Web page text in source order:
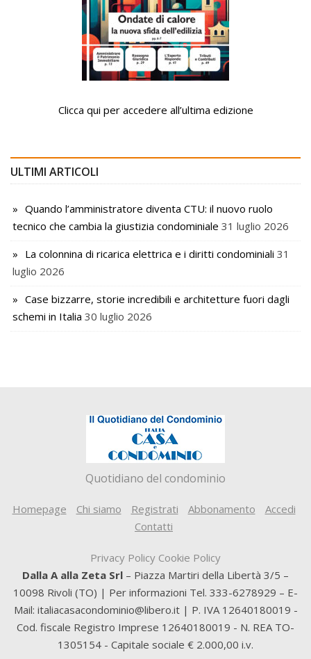
Clicca qui per accedere all’ultima edizione
ULTIMI ARTICOLI
Quando l’amministratore diventa CTU: il nuovo ruolo
tecnico che cambia la giustizia condominiale 31 luglio 2026
La colonnina di ricarica elettrica e i diritti condominiali 31
luglio 2026
Case bizzarre, storie incredibili e architetture fuori dagli
schemi in Italia 30 luglio 2026
Quotidiano del condominio
Homepage Chi siamo Registrati Abbonamento
Accedi
Contatti
Privacy Policy Cookie Policy
Dalla A alla Zeta Srl – Piazza Martiri della Libertà 3/5 –
10098 Rivoli (TO) | Per informazioni Tel. 333-6278929 – E-
Mail: italiacasacondominio@libero.it | P. IVA 12640180019 -
Cod. fiscale Registro Imprese 12640180019 - N. REA TO-
1305154 - Capitale sociale € 2.000,00 i.v.